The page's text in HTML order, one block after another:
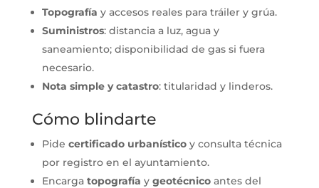
Topografía y accesos reales para tráiler y grúa.
Suministros: distancia a luz, agua y
saneamiento; disponibilidad de gas si fuera
necesario.
Nota simple y catastro: titularidad y linderos.
Cómo blindarte
Pide certificado urbanísticoy consulta técnica
por registro en el ayuntamiento.
Encarga topografía y geotécnicoantes del